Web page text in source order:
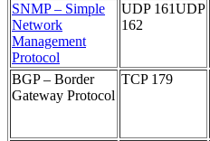
SNMP – Simple
Network
Management
Protocol
UDP 161UDP
162
BGP – Border
Gateway Protocol
TCP 179